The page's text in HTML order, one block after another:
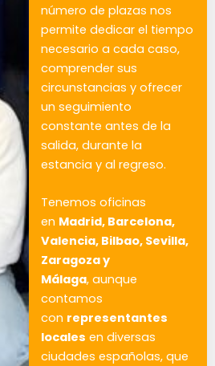
número de plazas nos
permite dedicar el tiempo
necesario a cada caso,
comprender sus
circunstancias y ofrecer
un seguimiento
constante antes de la
salida, durante la
estancia y al regreso.
Tenemos oficinas
en Madrid, Barcelona,
Valencia, Bilbao, Sevilla,
Zaragoza y
Málaga, aunque
contamos
con representantes
locales en diversas
ciudades españolas, que